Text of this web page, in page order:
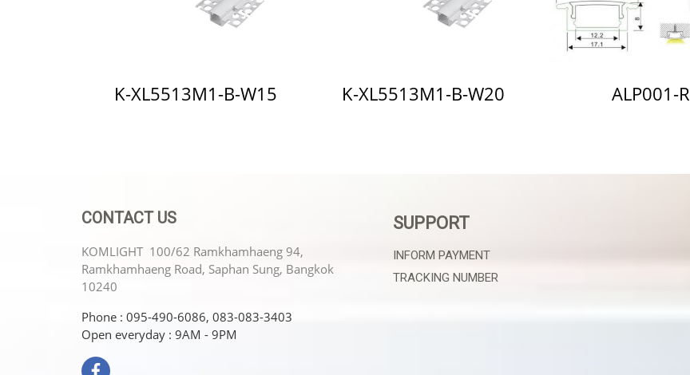
K-XL5513M1-B-W15 K-XL5513M1-B-W20 ALP001-R
CONTACT US
KOMLIGHT 100/62 Ramkhamhaeng 94,
Ramkhamhaeng Road, Saphan Sung, Bangkok
10240
Phone : 095-490-6086, 083-083-3403
Open everyday : 9AM - 9PM
SUPPORT
INFORM PAYMENT
TRACKING NUMBER